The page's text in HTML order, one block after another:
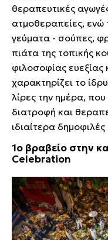
θεραπευτικές
ατμοθεραπείες,
γεύματα - σούπες,
πιάτα της τοπικής
φιλοσοφίας
χαρακτηρίζει το
λίρες την ημέρα,
διατροφή και
ιδιαίτερα
1ο βραβείο στην
Celebration